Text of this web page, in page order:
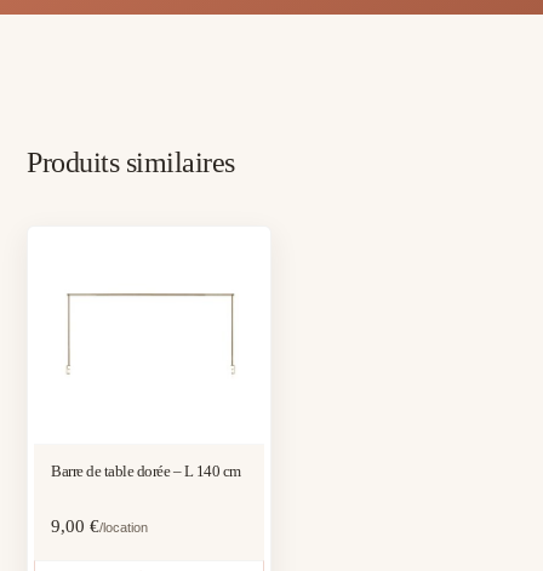
Produits similaires
Barre de table dorée – L 140 cm
9,00€/location